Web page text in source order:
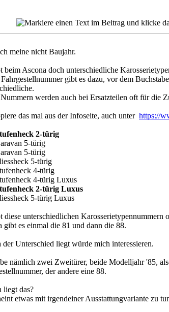
meine nicht Baujahr.
beim Ascona doch unterschiedliche
gibt es dazu, vor dem
werden auch bei Ersatzteilen oft für die
das mal aus der Infoseite, auch unter https://
2-türig
5-türig
5-türig
5-türig
4-türig
4-türig Luxus
2-türig Luxus
5-türig Luxus
diese unterschiedlichen
gibt es einmal die 81 und dann die 88.
der Unterschied liegt würde mich interessieren.
nämlich zwei Zweitürer, beide Modelljahr '85,
der andere eine 88.
liegt das?
etwas mit irgendeiner Ausstattungvariante zu